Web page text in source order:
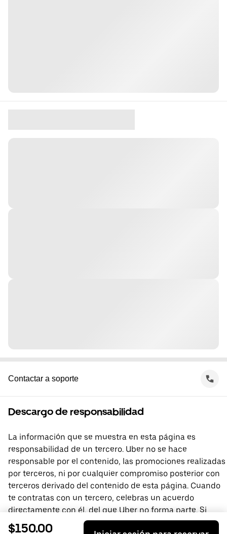
Contactar a soporte
Descargo de responsabilidad
La información que se muestra en esta página es
responsabilidad de un tercero. Uber no se hace
responsable por el contenido, las promociones realizadas
por terceros, ni por cualquier compromiso posterior con
terceros derivado del contenido de esta página. Cuando
te contratas con un tercero, celebras un acuerdo
directamente con él, del que Uber no forma parte. Si
tienes preguntas, comunícate directamente con el
$150.00